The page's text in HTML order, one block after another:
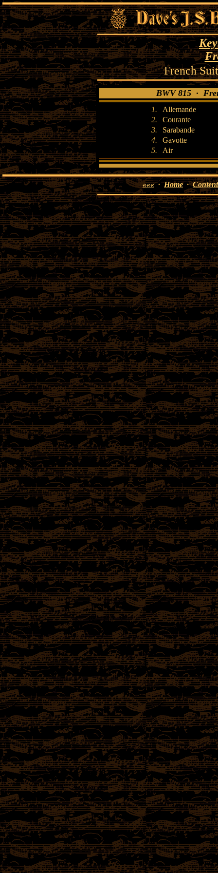
French
BWV 815 ·
1.
Allemande
2.
Courante
3.
Sarabande
4.
Gavotte
5.
Air
«««·Home·